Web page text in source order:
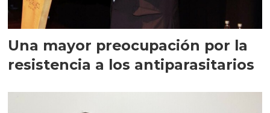
Una mayor preocupación por la
resistencia a los antiparasitarios